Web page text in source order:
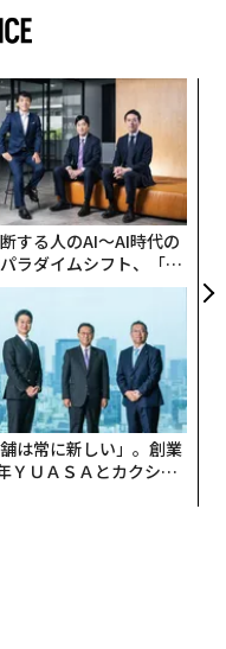
ユースケースを展開
適切なユースケース
き続き使用してい
アンド・スポーク"ネ
店、クラウド、エッ
型トラフィックフロ
クチャの再考を要求
はなく、変化する状
施し、トラフィック
るインテリジェント
クチャのリーダーに
AIがもたらす複雑性
を削減できる、エッ
する人のAI〜AI時代の
ラダイムシフト、「超
」の核心 【MUFG×ウ
スナビ×PwC】
舗は常に新しい」。創業
ＹＵＡＳＡとカクシン